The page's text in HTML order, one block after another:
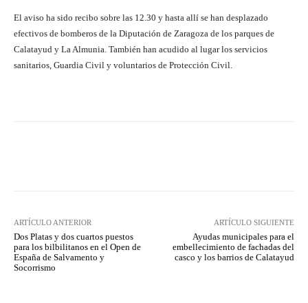
El aviso ha sido recibo sobre las 12.30 y hasta allí se han desplazado
efectivos de bomberos de la Diputación de Zaragoza de los parques de
Calatayud y La Almunia. También han acudido al lugar los servicios
sanitarios, Guardia Civil y voluntarios de Protección Civil.
ARTÍCULO ANTERIOR
Dos Platas y dos cuartos puestos
para los bilbilitanos en el Open de
España de Salvamento y
Socorrismo
ARTÍCULO SIGUIENTE
Ayudas municipales para el
embellecimiento de fachadas del
casco y los barrios de Calatayud